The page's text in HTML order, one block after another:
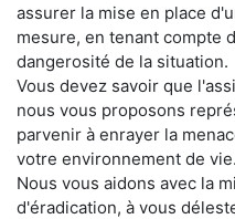
assurer la mise en place
mesure, en tenant compte
dangerosité de la situation.
Vous devez savoir que
nous vous proposons
parvenir à enrayer la
votre environnement de vie.
Nous vous aidons avec la
d'éradication, à vous